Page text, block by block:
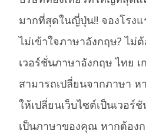
มากที่สุดในญี่ปุ่น!! จองโรง
ไม่เข้าใจภาษาอังกฤษ? ไม่
เวอร์ชั่นภาษาอังกฤษ ไทย
สามารถเปลี่ยนจากภาษา
ให้เปลี่ยนเว็บไซต์เป็นเวอร์
เป็นภาษาของคุณ หากต้อง